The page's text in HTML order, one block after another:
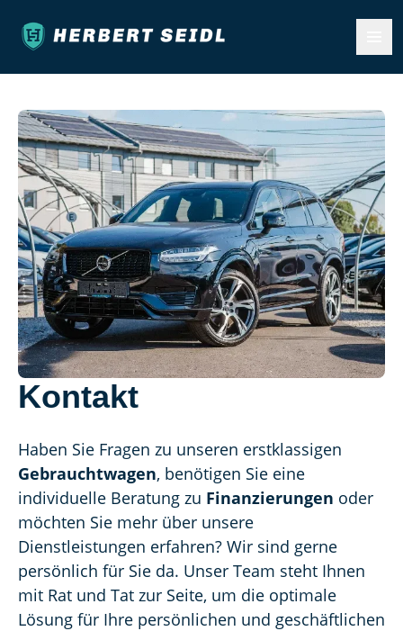
Kontakt
Haben Sie Fragen zu unseren erstklassigen
Gebrauchtwagen, benötigen Sie eine
individuelle Beratung zu Finanzierungen oder
möchten Sie mehr über unsere
Dienstleistungen erfahren? Wir sind gerne
persönlich für Sie da. Unser Team steht Ihnen
mit Rat und Tat zur Seite, um die optimale
Lösung für Ihre persönlichen und geschäftlichen